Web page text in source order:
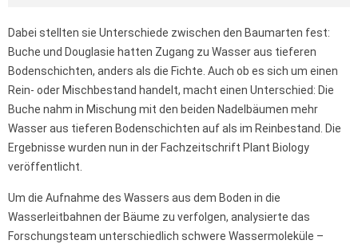
Dabei stellten sie Unterschiede zwischen den Baumarten fest:
Buche und Douglasie hatten Zugang zu Wasser aus tieferen
Bodenschichten, anders als die Fichte. Auch ob es sich um einen
Rein- oder Mischbestand handelt, macht einen Unterschied: Die
Buche nahm in Mischung mit den beiden Nadelbäumen mehr
Wasser aus tieferen Bodenschichten auf als im Reinbestand. Die
Ergebnisse wurden nun in der Fachzeitschrift Plant Biology
veröffentlicht.
Um die Aufnahme des Wassers aus dem Boden in die
Wasserleitbahnen der Bäume zu verfolgen, analysierte das
Forschungsteam unterschiedlich schwere Wassermoleküle –